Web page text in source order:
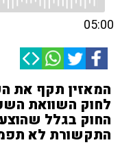
05:00
המאזין תקף את
לחוק השוואת
החוק בגלל
התקשורת לא